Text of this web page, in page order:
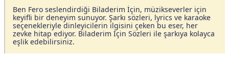
Ben Fero seslendirdiği Biladerim İçin, müzikseverler için
keyifli bir deneyim sunuyor. Şarkı sözleri, lyrics ve karaoke
seçenekleriyle dinleyicilerin ilgisini çeken bu eser, her
zevke hitap ediyor. Biladerim İçin Sözleri ile şarkıya kolayca
eşlik edebilirsiniz.